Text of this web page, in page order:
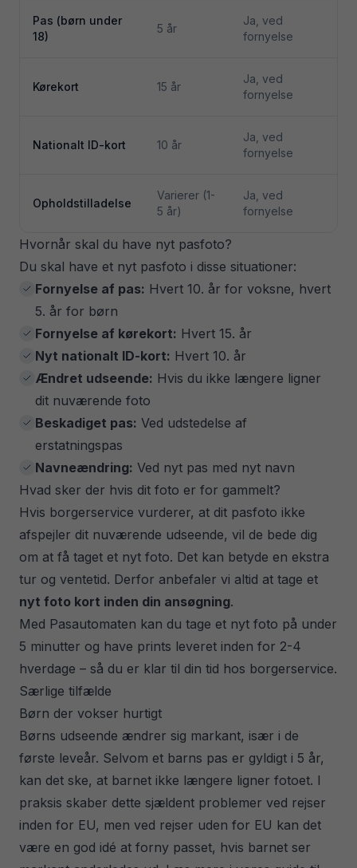
Pas (børn under
18)
5 år
Ja, ved
fornyelse
Kørekort 15 år
Ja, ved
fornyelse
Nationalt ID-kort 10 år
Ja, ved
fornyelse
Opholdstilladelse
Varierer (1-
5 år)
Ja, ved
fornyelse
Hvornår skal du have nyt pasfoto?
Du skal have et nyt pasfoto i disse situationer:
Fornyelse af pas: Hvert 10. år for voksne, hvert
5. år for børn
Fornyelse af kørekort: Hvert 15. år
Nyt nationalt ID-kort: Hvert 10. år
Ændret udseende: Hvis du ikke længere ligner
dit nuværende foto
Beskadiget pas: Ved udstedelse af
erstatningspas
Navneændring: Ved nyt pas med nyt navn
Hvad sker der hvis dit foto er for gammelt?
Hvis borgerservice vurderer, at dit pasfoto ikke
afspejler dit nuværende udseende, vil de bede dig
om at få taget et nyt foto. Det kan betyde en ekstra
tur og ventetid. Derfor anbefaler vi altid at tage et
nyt foto kort inden din ansøgning.
Med Pasautomaten kan du tage et nyt foto på under
5 minutter og have prints leveret inden for 2-4
hverdage – så du er klar til din tid hos borgerservice.
Særlige tilfælde
Børn der vokser hurtigt
Børns udseende ændrer sig markant, især i de
første leveår. Selvom et barns pas er gyldigt i 5 år,
kan det ske, at barnet ikke længere ligner fotoet. I
praksis skaber dette sjældent problemer ved rejser
inden for EU, men ved rejser uden for EU kan det
være en god idé at forny passet, hvis barnet ser